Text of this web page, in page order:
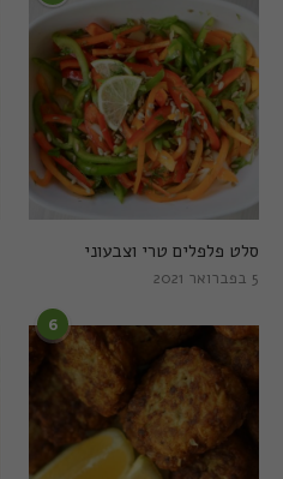
סלט פלפלים טרי וצבעוני
5 בפברואר 2021
6